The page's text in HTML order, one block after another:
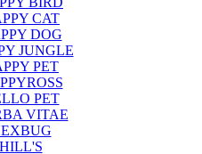
CAT
DOG
JUNGLE
PET
PET
VITAE
HILL'S